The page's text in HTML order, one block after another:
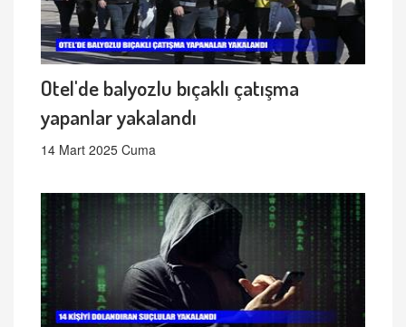
Otel'de balyozlu bıçaklı çatışma
yapanlar yakalandı
14 Mart 2025 Cuma